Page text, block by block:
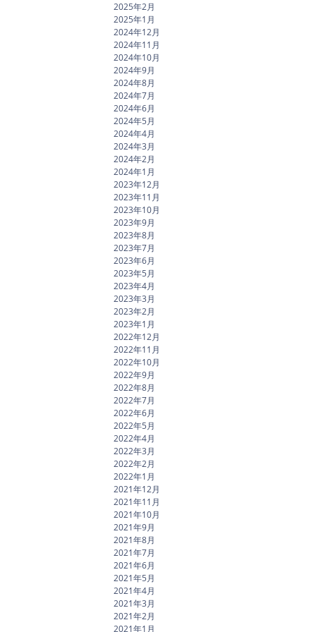
2025年2月
2025年1月
2024年12月
2024年11月
2024年10月
2024年9月
2024年8月
2024年7月
2024年6月
2024年5月
2024年4月
2024年3月
2024年2月
2024年1月
2023年12月
2023年11月
2023年10月
2023年9月
2023年8月
2023年7月
2023年6月
2023年5月
2023年4月
2023年3月
2023年2月
2023年1月
2022年12月
2022年11月
2022年10月
2022年9月
2022年8月
2022年7月
2022年6月
2022年5月
2022年4月
2022年3月
2022年2月
2022年1月
2021年12月
2021年11月
2021年10月
2021年9月
2021年8月
2021年7月
2021年6月
2021年5月
2021年4月
2021年3月
2021年2月
2021年1月